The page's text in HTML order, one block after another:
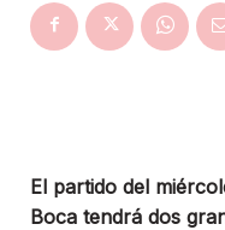
El partido del
Boca tendrá dos